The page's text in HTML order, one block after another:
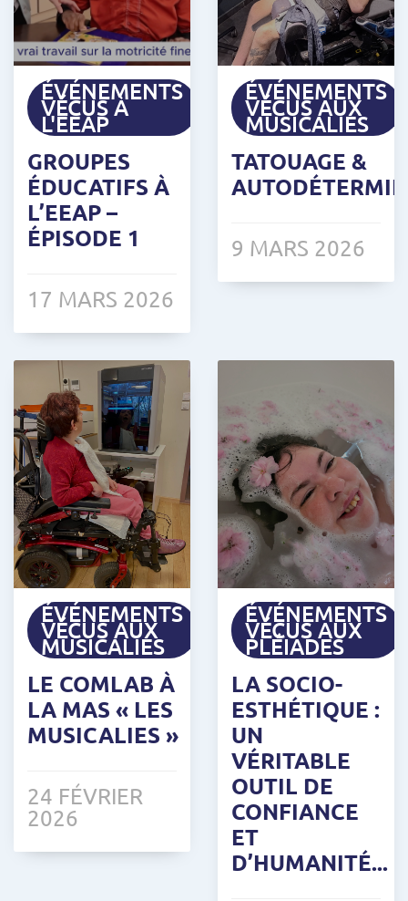
ÉVÉNEMENTS
VÉCUS À
L'EEAP
GROUPES
ÉDUCATIFS À
L’EEAP –
ÉPISODE 1
17 MARS 2026
ÉVÉNEMENTS
VÉCUS AUX
MUSICALIES
TATOUAGE &
9 MARS 2026
ÉVÉNEMENTS
VÉCUS AUX
MUSICALIES
LE COMLAB À
LA MAS « LES
MUSICALIES »
24 FÉVRIER
2026
ÉVÉNEMENTS
VÉCUS AUX
PLÉIADES
LA SOCIO-
ESTHÉTIQUE :
UN
VÉRITABLE
OUTIL DE
CONFIANCE
ET
D’HUMANITÉ...